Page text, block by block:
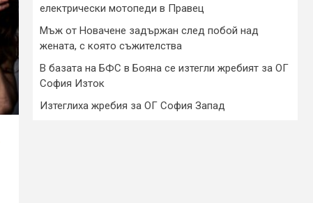
електрически мотопеди в Правец
Мъж от Новачене задържан след побой над
жената, с която съжителства
В базата на БФС в Бояна се изтегли жребият за ОГ
София Изток
Изтеглиха жребия за ОГ София Запад